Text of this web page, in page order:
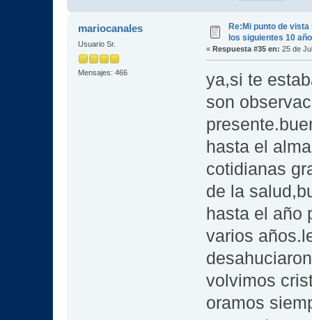
mariocanales
Usuario Sr.
Mensajes: 466
Re:Mi punto de
los siguientes 10
« Respuesta #35 en: 25 de
ya,si te
son
hasta el
cotidianas
de la
hasta el año
varios
volvimos
oramos